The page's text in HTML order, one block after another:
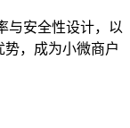
与安全性设计，以
势，成为小微商户